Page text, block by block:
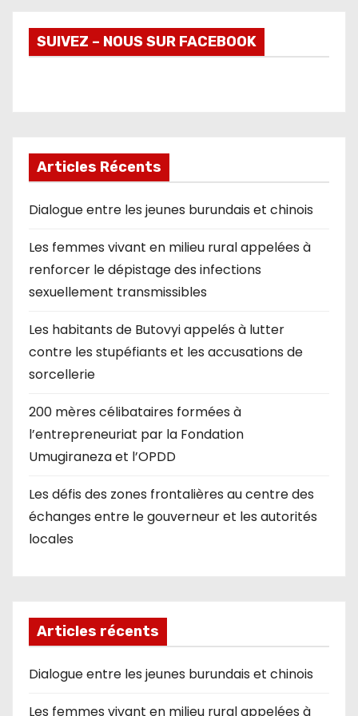
SUIVEZ – NOUS SUR FACEBOOK
Articles Récents
Dialogue entre les jeunes burundais et chinois
Les femmes vivant en milieu rural appelées à
renforcer le dépistage des infections
sexuellement transmissibles
Les habitants de Butovyi appelés à lutter
contre les stupéfiants et les accusations de
sorcellerie
200 mères célibataires formées à
l’entrepreneuriat par la Fondation
Umugiraneza et l’OPDD
Les défis des zones frontalières au centre des
échanges entre le gouverneur et les autorités
locales
Articles récents
Dialogue entre les jeunes burundais et chinois
Les femmes vivant en milieu rural appelées à